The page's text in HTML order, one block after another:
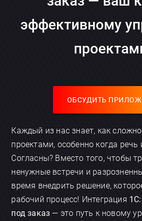
эффективному
ОБСУДИТЬ
Каждый из нас знает, как
проектами, особенно когда речь
Согласны? Вместо того, чтобы
ненужные встречи и
время внедрить решение,
рабочий процесс! Интеграция
под заказ — это путь к новому